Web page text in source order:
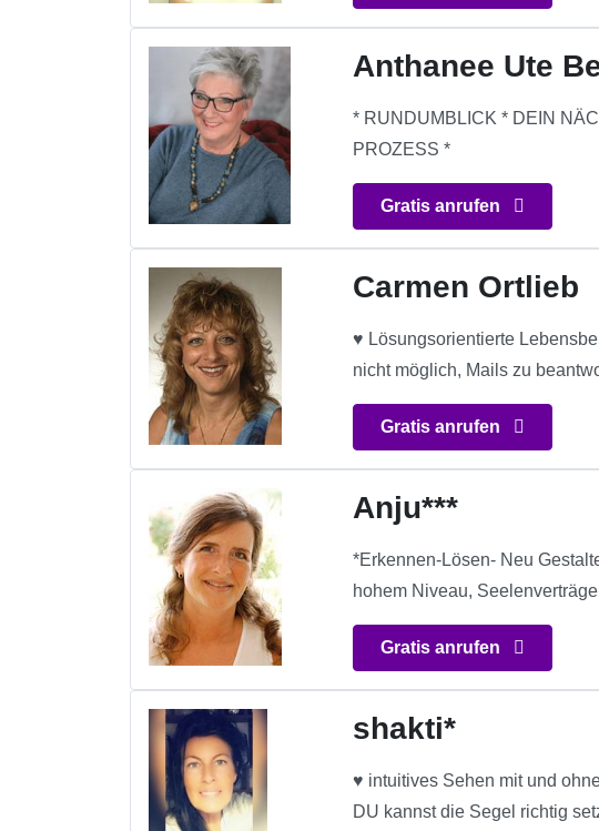
Anthanee Ute
* RUNDUMBLICK * DEIN
PROZESS *
Gratis anrufen
Carmen Ortlieb
♥ Lösungsorientierte
nicht möglich, Mails zu
Gratis anrufen
Anju***
*Erkennen-Lösen- Neu
hohem Niveau,
Gratis anrufen
shakti*
♥ intuitives Sehen mit und
DU kannst die Segel richtig